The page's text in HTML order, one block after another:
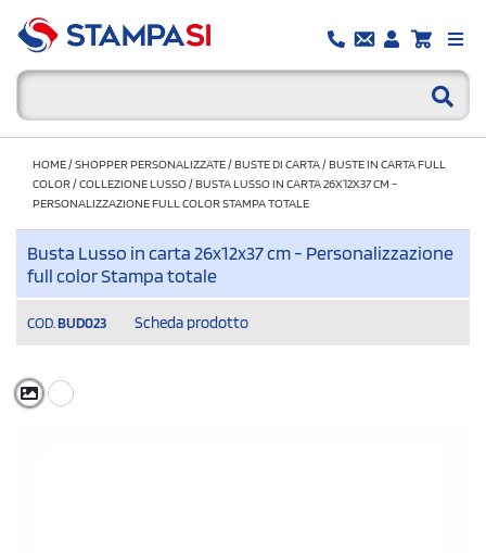
HOME/SHOPPER PERSONALIZZATE/BUSTE DI CARTA/BUSTE IN CARTA FULL
COLOR/COLLEZIONE LUSSO/BUSTA LUSSO IN CARTA 26X12X37 CM -
PERSONALIZZAZIONE FULL COLOR STAMPA TOTALE
Busta Lusso in carta 26x12x37 cm - Personalizzazione
full color Stampa totale
COD. BUD023 Scheda prodotto